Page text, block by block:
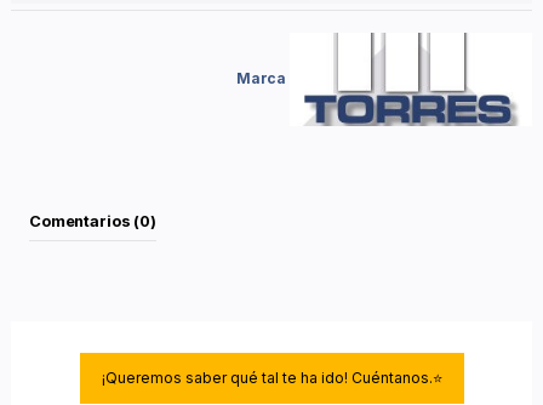
Marca
Comentarios (0)
¡Queremos saber qué tal te ha ido! Cuéntanos.⭐